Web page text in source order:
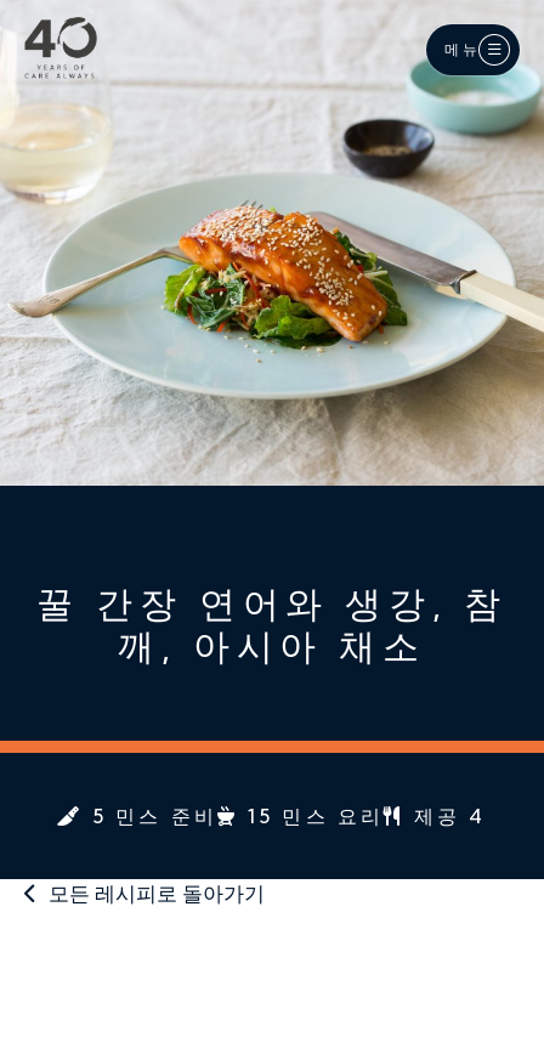
메인 콘텐츠로 건너뛰기
메뉴
꿀 간장 연어와 생강, 참
깨, 아시아 채소
5 민스 준비 15 민스 요리 제공 4
모든 레시피로 돌아가기